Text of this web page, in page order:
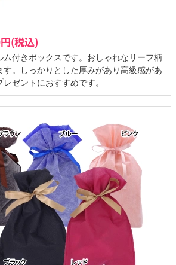
(税込)
ム付きボックスです。おしゃれなリーフ柄
。しっかりとした厚みがあり高級感があ
ゼントにおすすめです。